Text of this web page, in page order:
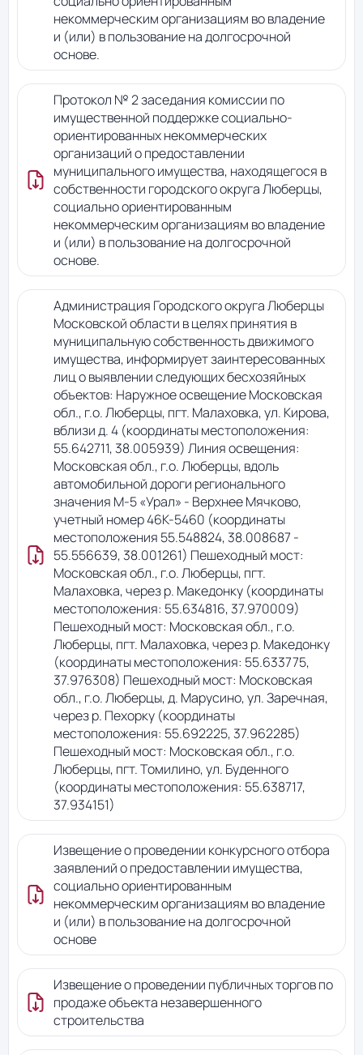
некоммерческим организациям во владение
и (или) в пользование на долгосрочной
основе.
Протокол № 2 заседания комиссии по
имущественной поддержке социально-
ориентированных некоммерческих
организаций о предоставлении
муниципального имущества, находящегося в
собственности городского округа Люберцы,
социально ориентированным
некоммерческим организациям во владение
и (или) в пользование на долгосрочной
основе.
Администрация Городского округа Люберцы
Московской области в целях принятия в
муниципальную собственность движимого
имущества, информирует заинтересованных
лиц о выявлении следующих бесхозяйных
объектов: Наружное освещение Московская
обл., г.о. Люберцы, пгт. Малаховка, ул. Кирова,
вблизи д. 4 (координаты местоположения:
55.642711, 38.005939) Линия освещения:
Московская обл., г.о. Люберцы, вдоль
автомобильной дороги регионального
значения М-5 «Урал» - Верхнее Мячково,
учетный номер 46К-5460 (координаты
местоположения 55.548824, 38.008687 -
55.556639, 38.001261) Пешеходный мост:
Московская обл., г.о. Люберцы, пгт.
Малаховка, через р. Македонку (координаты
местоположения: 55.634816, 37.970009)
Пешеходный мост: Московская обл., г.о.
Люберцы, пгт. Малаховка, через р. Македонку
(координаты местоположения: 55.633775,
37.976308) Пешеходный мост: Московская
обл., г.о. Люберцы, д. Марусино, ул. Заречная,
через р. Пехорку (координаты
местоположения: 55.692225, 37.962285)
Пешеходный мост: Московская обл., г.о.
Люберцы, пгт. Томилино, ул. Буденного
(координаты местоположения: 55.638717,
37.934151)
Извещение о проведении конкурсного отбора
заявлений о предоставлении имущества,
социально ориентированным
некоммерческим организациям во владение
и (или) в пользование на долгосрочной
основе
Извещение о проведении публичных торгов по
продаже объекта незавершенного
строительства